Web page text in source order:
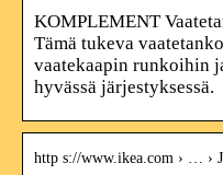
KOMPLEMENT
Tämä tukeva
vaatekaapin runkoihin
hyvässä järjestyksessä.
http s://www.ikea.com › … ›